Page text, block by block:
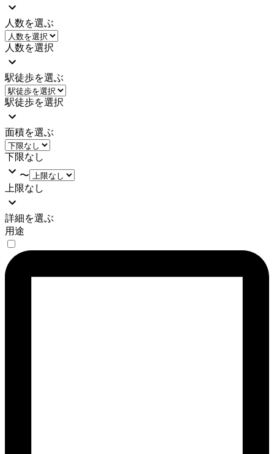
人数を選ぶ
人数を選択
駅徒歩を選ぶ
駅徒歩を選択
面積を選ぶ
下限なし
〜
上限なし
詳細を選ぶ
用途